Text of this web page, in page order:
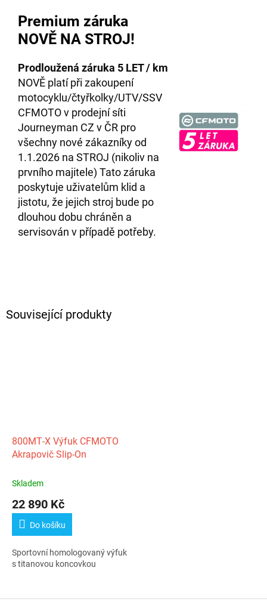
Související produkty
800MT‑X Výfuk CFMOTO
Akrapovič Slip‑On
Skladem
22 890 Kč
Do košíku
Sportovní homologovaný výfuk
s titanovou koncovkou
Premium záruka
NOVĚ NA STROJ!
Prodloužená záruka 5 LET / km
NOVĚ platí při zakoupení
motocyklu/čtyřkolky/UTV/SSV
CFMOTO v prodejní síti
Journeyman CZ v ČR pro
všechny nové zákazníky od
1.1.2026 na STROJ (nikoliv na
prvního majitele) Tato záruka
poskytuje uživatelům klid a
jistotu, že jejich stroj bude po
dlouhou dobu chráněn a
servisován v případě potřeby.